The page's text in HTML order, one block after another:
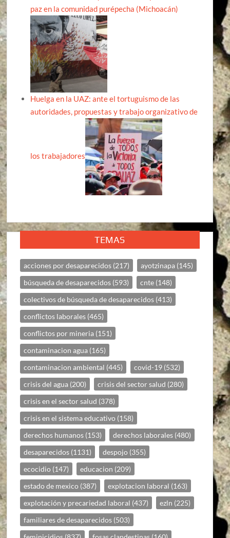
paz en la comunidad purépecha (Michoacán)
Huelga en la UAZ: ante el tortuguismo de las
autoridades, propuestas y trabajo organizativo de
los trabajadores
TEMAS
acciones por desaparecidos (217) ayotzinapa (145)
búsqueda de desaparecidos (593) cnte (148)
colectivos de búsqueda de desaparecidos (413)
conflictos laborales (465)
conflictos por mineria (151)
contaminacion agua (165)
contaminacion ambiental (445) covid-19 (532)
crisis del agua (200) crisis del sector salud (280)
crisis en el sector salud (378)
crisis en el sistema educativo (158)
derechos humanos (153) derechos laborales (480)
desaparecidos (1131) despojo (355)
ecocidio (147) educacion (209)
estado de mexico (387) explotacion laboral (163)
explotación y precariedad laboral (437) ezln (225)
familiares de desaparecidos (503)